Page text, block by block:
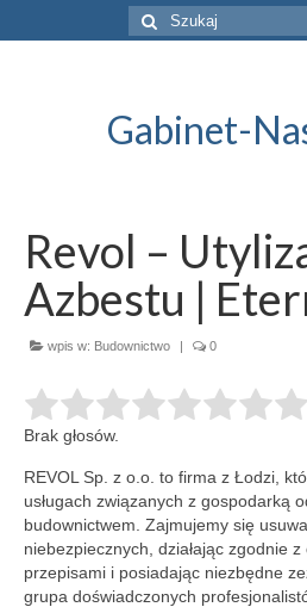
Szuklaj
w:
Gabinet-
Revol –
Azbestu |
wpis w: Budownictwo | 0
Brak głosów.
REVOL Sp. z o.o. to firma z Łodzi,
usługach związanych z gospodarką
budownictwem. Zajmujemy się
niebezpiecznych, działając zgodnie
przepisami i posiadając niezbędne
grupa doświadczonych